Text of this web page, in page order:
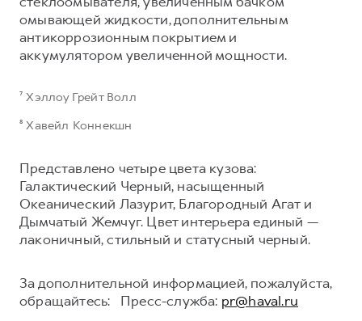
омывающей жидкости, дополнительным
антикоррозионным покрытием и
аккумулятором увеличенной мощности.
⁷ Хэллоу Грейт Волл
⁸ Хавейл Коннекшн
Представлено четыре цвета кузова:
Галактический Черный, насыщенный
Океанический Лазурит, Благородный Агат и
Дымчатый Жемчуг. Цвет интерьера единый —
лаконичный, стильный и статусный черный.
За дополнительной информацией, пожалуйста,
обращайтесь: Пресс-служба: pr@haval.ru